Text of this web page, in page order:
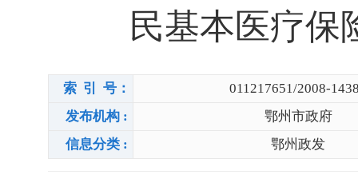
民基本医疗保
索 引 号：
011217651/2008-
发布机构 :
鄂州市政府
信息分类 :
鄂州政发